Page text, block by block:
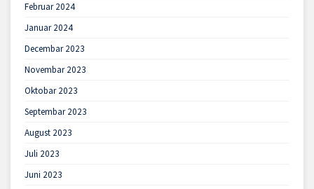
Februar 2024
Januar 2024
Decembar 2023
Novembar 2023
Oktobar 2023
Septembar 2023
August 2023
Juli 2023
Juni 2023